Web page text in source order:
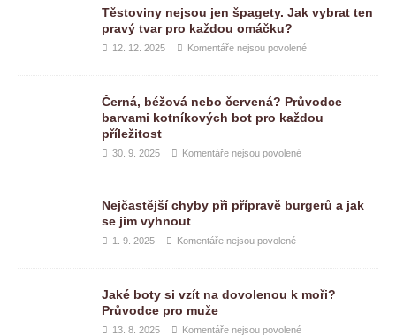
Těstoviny nejsou jen špagety. Jak vybrat ten
pravý tvar pro každou omáčku?
12. 12. 2025 Komentáře nejsou povolené
Černá, béžová nebo červená? Průvodce
barvami kotníkových bot pro každou
příležitost
30. 9. 2025 Komentáře nejsou povolené
Nejčastější chyby při přípravě burgerů a jak
se jim vyhnout
1. 9. 2025 Komentáře nejsou povolené
Jaké boty si vzít na dovolenou k moři?
Průvodce pro muže
13. 8. 2025 Komentáře nejsou povolené